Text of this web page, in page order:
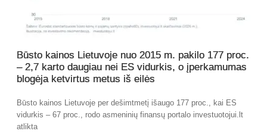
Būsto kainos Lietuvoje nuo 2015 m. pakilo 177 proc.
– 2,7 karto daugiau nei ES vidurkis, o įperkamumas
blogėja ketvirtus metus iš eilės
Būsto kainos Lietuvoje per dešimtmetį išaugo 177 proc., kai ES
vidurkis – 67 proc., rodo asmeninių finansų portalo investuotojui.lt
atlikta